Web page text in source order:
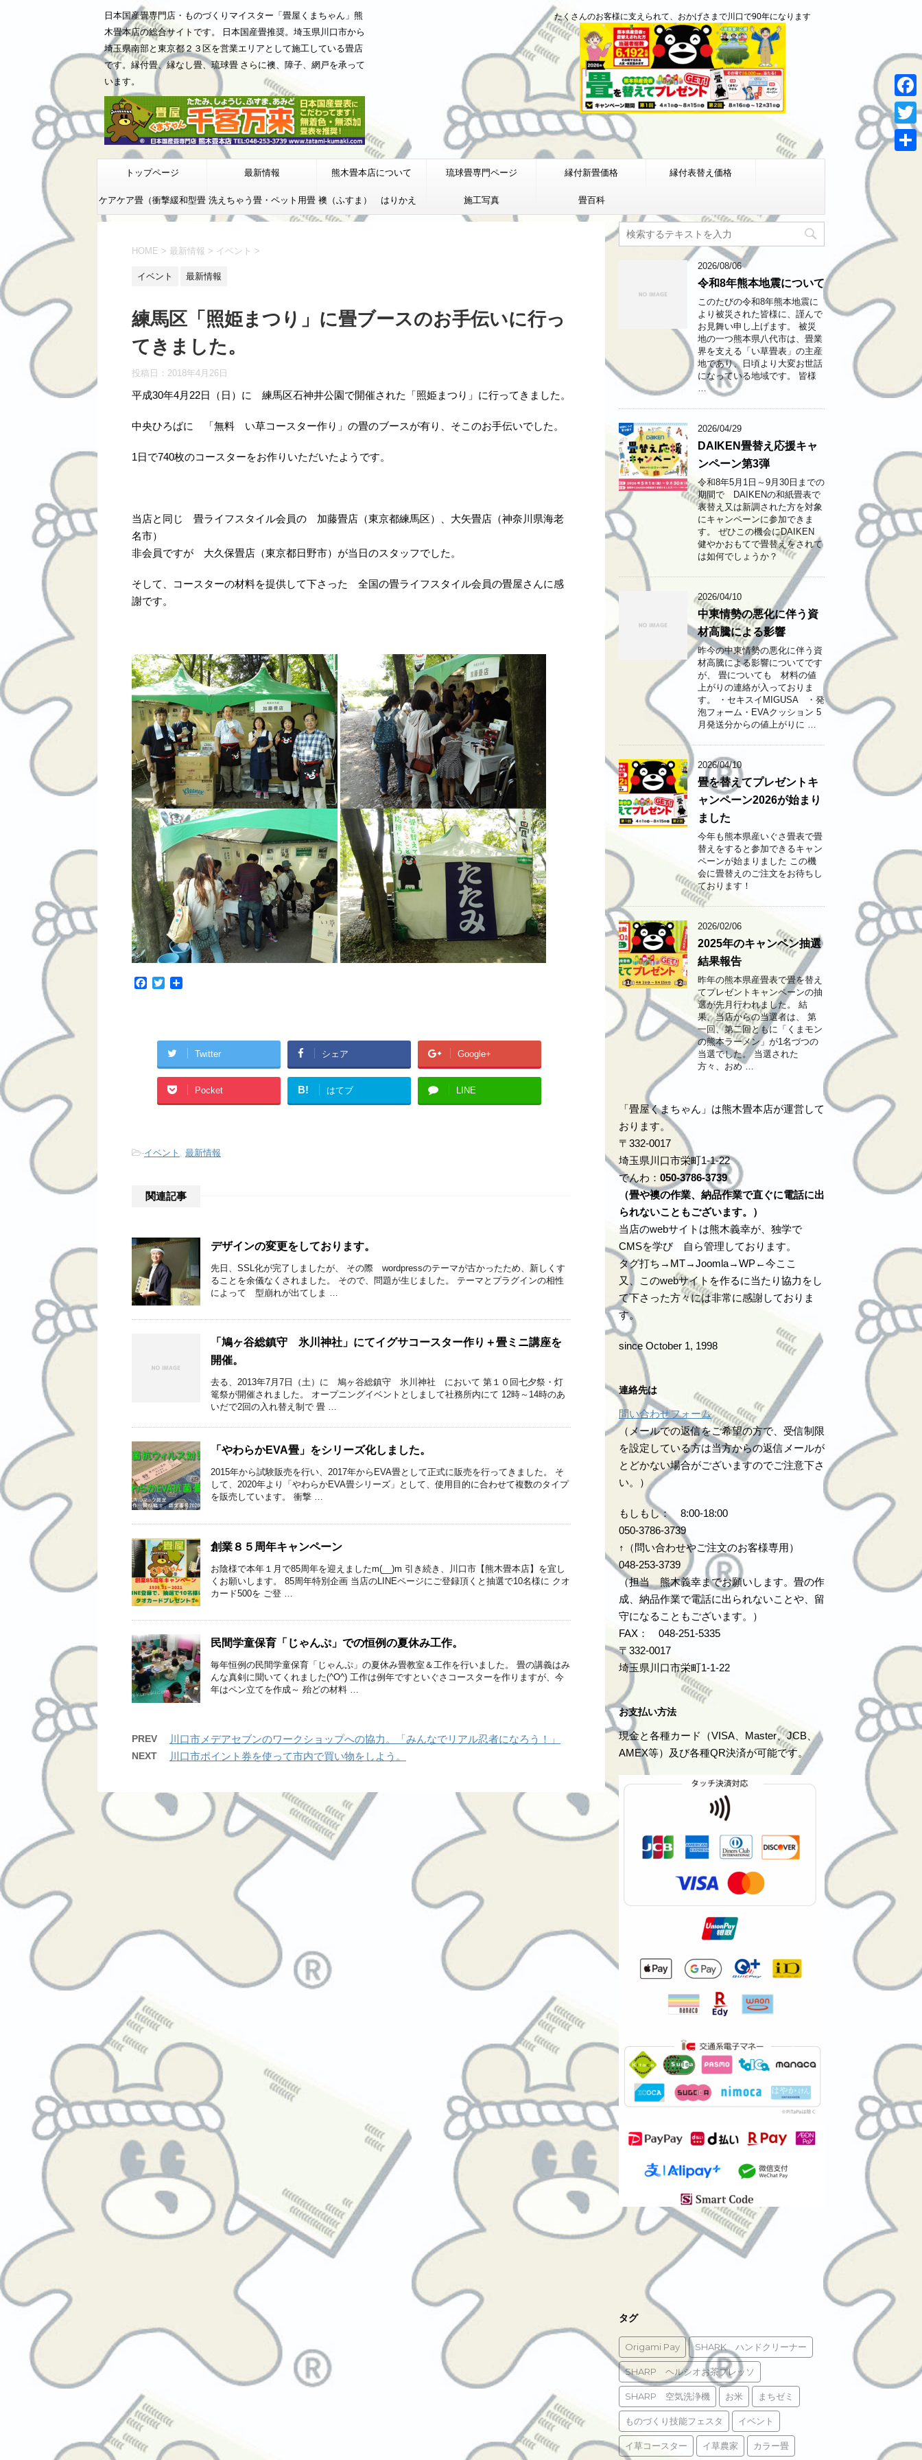
日本国産畳専門店・ものづくりマイスター「畳屋くまちゃん」熊
木畳本店の総合サイトです。 日本国産畳推奨。埼玉県川口市から
埼玉県南部と東京都２３区を営業エリアとして施工している畳店
です。縁付畳、縁なし畳、琉球畳 さらに襖、障子、網戸を承って
います。
たくさんのお客様に支えられて、おかげさまで川口で90年になります
トップページ 最新情報 熊木畳本店について 琉球畳専門ページ 縁付新畳価格 縁付表替え価格
ケアケア畳（衝撃緩和型畳 洗えちゃう畳・ペット用畳 襖（ふすま） はりかえ 施工写真 畳百科
HOME > 最新情報 > イベント >
イベント 最新情報
練馬区「照姫まつり」に畳ブースのお手伝いに行っ
てきました。
投稿日： 2018年4月26日
平成30年4月22日（日）に 練馬区石神井公園で開催された「照姫まつり」に行ってきました。
中央ひろばに 「無料 い草コースター作り」の畳のブースが有り、そこのお手伝いでした。
1日で740枚のコースターをお作りいただいたようです。
当店と同じ 畳ライフスタイル会員の 加藤畳店（東京都練馬区）、大矢畳店（神奈川県海老
名市）
非会員ですが 大久保畳店（東京都日野市）が当日のスタッフでした。
そして、コースターの材料を提供して下さった 全国の畳ライフスタイル会員の畳屋さんに感
謝です。
e
Twitter シェア Google+
Pocket B! はてブ LINE
-イベント 最新情報
関連記事
デザインの変更をしております。
先日、SSL化が完了しましたが、 その際 wordpressのテーマが古かったため、新しくす
ることを余儀なくされました。 そので、問題が生じました。 テーマとプラグインの相性
によって 型崩れが出てしま …
「鳩ヶ谷総鎮守 氷川神社」にてイグサコースター作り＋畳ミニ講座を
開催。
去る、2013年7月7日（土）に 鳩ヶ谷総鎮守 氷川神社 において 第１０回七夕祭・灯
篭祭が開催されました。 オープニングイベントとしまして社務所内にて 12時～14時のあ
いだで2回の入れ替え制で 畳 …
「やわらかEVA畳」をシリーズ化しました。
2015年から試験販売を行い、2017年からEVA畳として正式に販売を行ってきました。 そ
して、2020年より「やわらかEVA畳シリーズ」として、使用目的に合わせて複数のタイプ
を販売しています。 衝撃 …
創業８５周年キャンペーン
お陰様で本年１月で85周年を迎えましたm(__)m 引き続き、川口市【熊木畳本店】を宜し
くお願いします。 85周年特別企画 当店のLINEページにご登録頂くと抽選で10名様に クオ
カード500を ご登 …
民間学童保育「じゃんぷ」での恒例の夏休み工作。
毎年恒例の民間学童保育「じゃんぷ」の夏休み畳教室＆工作を行いました。 畳の講義はみ
んな真剣に聞いてくれました(^O^) 工作は例年ですといぐさコースターを作りますが、今
年はペン立てを作成～ 殆どの材料 …
PREV 川口市メデアセブンのワークショップへの協力。「みんなでリアル忍者になろう！」
NEXT 川口市ポイント券を使って市内で買い物をしよう。
2026/08/06
令和8年熊本地震について
このたびの令和8年熊本地震に
より被災された皆様に、謹んで
お見舞い申し上げます。 ​被災
地の一つ熊本県八代市は、畳業
界を支える「い草畳表」の主産
地であり、日頃より大変お世話
になっている地域です。 ​皆様
2026/04/29
DAIKEN畳替え応援キャ
ンペーン第3弾
令和8年5月1日～9月30日までの
期間で DAIKENの和紙畳表で
表替え又は新調された方を対象
にキャンペーンに参加できま
す。 ぜひこの機会にDAIKEN
健やかおもてで畳替えをされて
は如何でしょうか？
2026/04/10
中東情勢の悪化に伴う資
材高騰による影響
昨今の中東情勢の悪化に伴う資
材高騰による影響についてです
が、 畳についても 材料の値
上がりの連絡が入っておりま
す。 ・セキスイMIGUSA ・発
泡フォーム・EVAクッション 5
月発送分からの値上がりに …
2026/04/10
畳を替えてプレゼントキ
ャンペーン2026が始まり
ました
今年も熊本県産いぐさ畳表で畳
替えをすると参加できるキャン
ペーンが始まりました この機
会に畳替えのご注文をお待ちし
ております！
2026/02/06
2025年のキャンペン抽選
結果報告
昨年の熊本県産畳表で畳を替え
てプレゼントキャンペーンの抽
選が先月行われました。 結
果、当店からの当選者は、 第
一回、第二回ともに「くまモン
の熊本ラーメン」が1名づつの
当選でした。 当選された
方々、おめ …
「畳屋くまちゃん」は熊木畳本店が運営して
おります。
〒332-0017
埼玉県川口市栄町1-1-22
でんわ： 050-3786-3739
（畳や襖の作業、納品作業で直ぐに電話に出
られないこともございます。）
当店のwebサイトは熊木義幸が、独学で
CMSを学び 自ら管理しております。
タグ打ち→MT→Joomla→WP←今ここ
又、このwebサイトを作るに当たり協力をし
て下さった方々には非常に感謝しておりま
す。
since October 1, 1998
連絡先は
問い合わせフォーム
（メールでの返信をご希望の方で、受信制限
を設定している方は当方からの返信メールが
とどかない場合がございますのでご注意下さ
い。）
もしもし： 8:00-18:00
050-3786-3739
↑（問い合わせやご注文のお客様専用）
048-253-3739
（担当 熊木義幸までお願いします。畳の作
成、納品作業で電話に出られないことや、留
守になることもございます。）
FAX： 048-251-5335
〒332-0017
埼玉県川口市栄町1-1-22
お支払い方法
現金と各種カード（VISA、Master、JCB、
AMEX等）及び各種QR決済が可能です。
タグ
Origami Pay SHARK ハンドクリーナー
SHARP ヘルシオお茶プレッソ
SHARP 空気洗浄機 お米 まちゼミ
ものづくり技能フェスタ イベント
イ草コースター イ草農家 カラー畳
F
a
c
o
T
e